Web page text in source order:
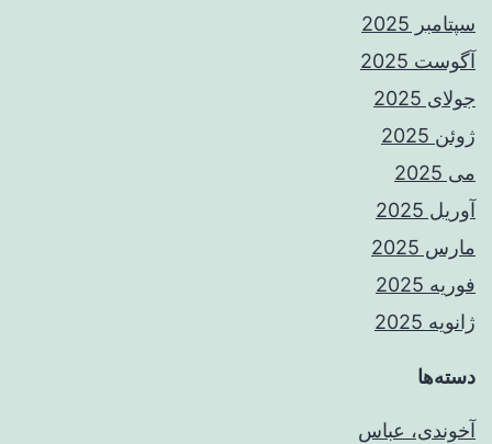
سپتامبر 2025
آگوست 2025
جولای 2025
ژوئن 2025
می 2025
آوریل 2025
مارس 2025
فوریه 2025
ژانویه 2025
دسته‌ها
آخوندی، عباس